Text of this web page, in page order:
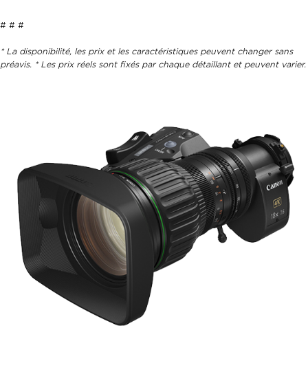
# # #
* La disponibilité, les prix et les caractéristiques peuvent changer sans
préavis. * Les prix réels sont fixés par chaque détaillant et peuvent varier.